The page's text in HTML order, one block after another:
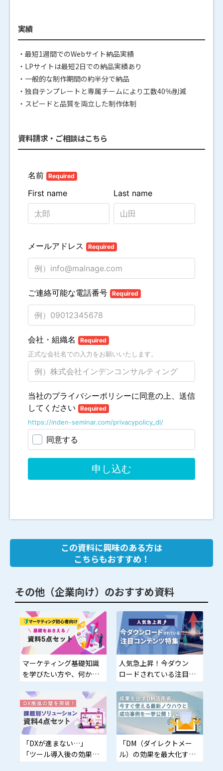
実績
・最短1週間でのWebサイト納品実績
・LPサイトは最短2日での納品実績あり
・一般的な制作期間の約半分で納品
・独自テンプレートと専属チームにより工数40％削減
・スピードと品質を両立した制作体制
資料請求・ご相談はこちら
この資料に興味のある方は
こちらもおすすめ！
その他（企業向け）のおすすめ資料
マーケティング基礎知識
を学びたい方や、何から
い方に最適
人気急上昇！今ダウン
ロードされている注目コ
「DXが進まない…」
「ツール導入後の効果が
「DM（ダイレクトメー
ル）の効果を最大化する